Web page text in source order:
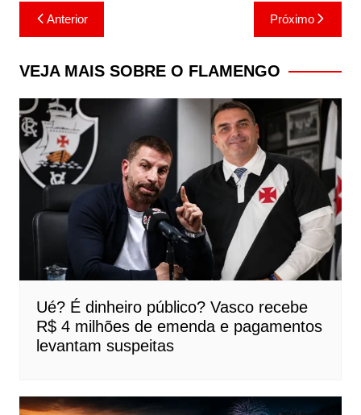
Navegação
de
Post
Anterior Próximo
VEJA MAIS SOBRE O FLAMENGO
Ué? É dinheiro público? Vasco recebe
R$ 4 milhões de emenda e pagamentos
levantam suspeitas